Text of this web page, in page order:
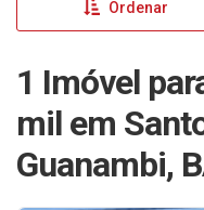
Ordenar
1 Imóvel
mil em
Guanambi,